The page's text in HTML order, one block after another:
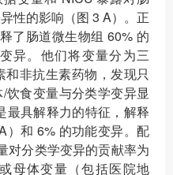
性的影响（图 3 A）。正
了肠道微生物组 60% 的
异。他们将变量分为三
非抗生素药物，发现只
饮食变量与分类学变异显
最具解释力的特征，解释
）和 6% 的功能变异。配
对分类学变异的贡献率为
母体变量（包括医院地